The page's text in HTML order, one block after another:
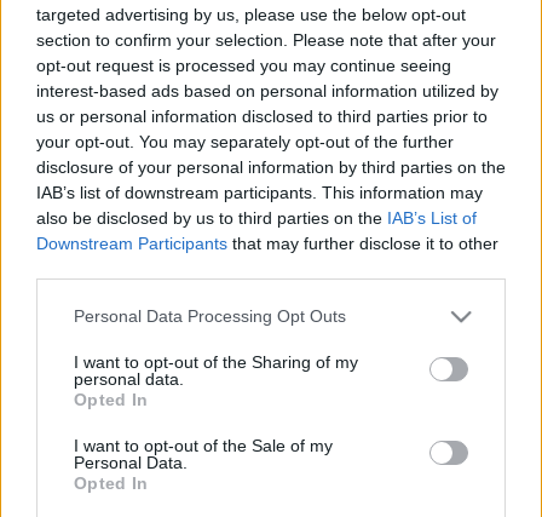
targeted advertising by us, please use the below opt-out
section to confirm your selection. Please note that after your
opt-out request is processed you may continue seeing
interest-based ads based on personal information utilized by
us or personal information disclosed to third parties prior to
your opt-out. You may separately opt-out of the further
disclosure of your personal information by third parties on the
IAB’s list of downstream participants. This information may
also be disclosed by us to third parties on the IAB’s List of
Downstream Participants that may further disclose it to other
Please note that this website/app uses one or more Google
not limited to your visit or usage behaviour. You may click to
grant or deny consent to Google and its third-party tags to
use your data for below specified purposes in below Google
consent section.
Personal Data Processing Opt Outs
I want to opt-out of the Sharing of my
personal data.
Opted In
I want to opt-out of the Sale of my
Personal Data.
Opted In
Fotó: Hektor/origo.hu
A RadnótiPlatonov – Apátlanulcímű előadásában
először dolgozott
együttAlföldi Róberttel, erről Petrik Andreaígy
számolt be: "Megnyugtató érzés olyasvalakivel
dolgozni, aki pontosan tudja, mit akar látni, és
egészen konkrét dolgokat kér tőled. Én momentán
nagyon szeretem, ha valami úgy van lekottázva,
hogy, ha minden hangjegyet pontosan leütsz, akkor